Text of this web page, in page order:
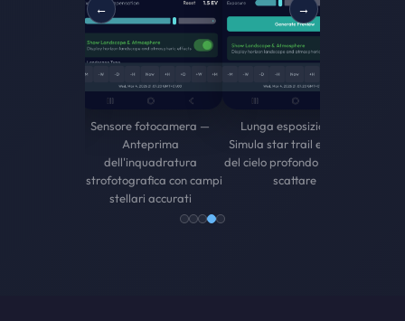
Lunga esposizione —
Simula star trail e catture
del cielo profondo prima di
scattare
← →